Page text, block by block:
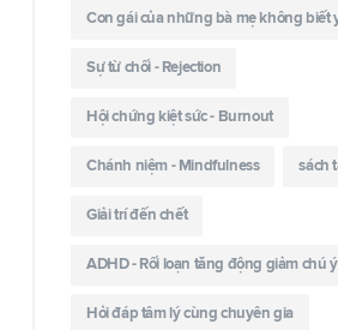
Con gái của những bà mẹ không biết
Sự từ chối - Rejection
Hội chứng kiệt sức - Burnout
Chánh niệm - Mindfulness sách
Giải trí đến chết
ADHD - Rối loạn tăng động giảm chú ý
Hỏi đáp tâm lý cùng chuyên gia